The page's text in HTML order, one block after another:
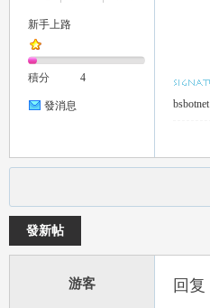
新手上路
積分 4
發消息 bsbotnet
發新帖
游客 回复